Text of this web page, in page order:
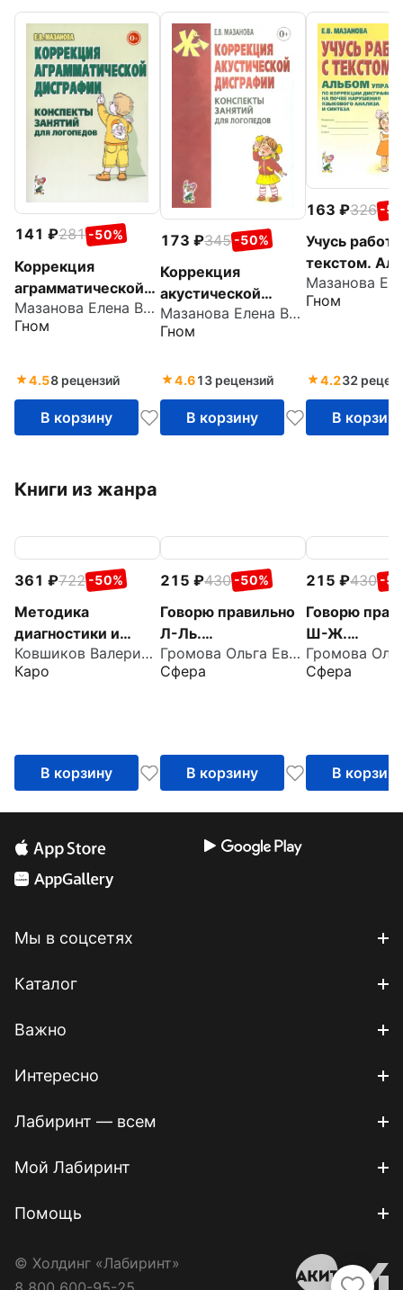
141 281 -50%
Коррекция
аграмматической
дисграфии.
Конспекты занятий
Мазанова Елена Витальевна
Гном
4.58 рецензий
В корзину
173 345 -50%
Коррекция
акустической
дисграфии.
Конспекты занятий
Мазанова Елена Витальевна
Гном
4.613 рецензий
В корзину
163 326 -
Учусь
текстом.
упражнений
коррекции
Гном
4.232
В корзину
Книги из жанра
361 722 -50%
Методика
диагностики и
коррекции
нарушений
существительных
Ковшиков Валерий Анатольевич
Каро
В корзину
215 430 -50%
Говорю правильно
Л-Ль.
Дидактический
материал для
Громова Ольга Евгеньевна
Сфера
В корзину
215 430 -
Говорю
Ш-Ж.
материал
Сфера
В корзину
Мы в соцсетях
Каталог
Важно
Интересно
Лабиринт — всем
Мой Лабиринт
Помощь
© Холдинг «Лабиринт»